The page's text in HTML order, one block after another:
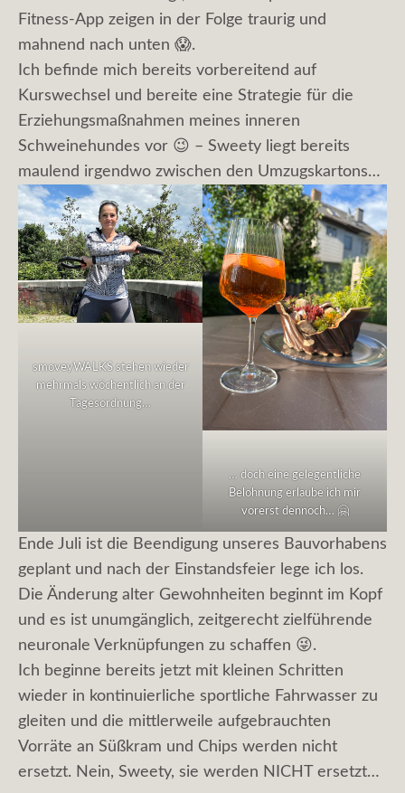
Fitness-App zeigen in der Folge traurig und
mahnend nach unten 😱.
Ich befinde mich bereits vorbereitend auf
Kurswechsel und bereite eine Strategie für die
Erziehungsmaßnahmen meines inneren
Schweinehundes vor 😉 – Sweety liegt bereits
maulend irgendwo zwischen den Umzugskartons…
smoveyWALKS stehen wieder
mehrmals wöchentlich an der
Tagesordnung…
… doch eine gelegentliche
Belohnung erlaube ich mir
vorerst dennoch… 🤗
Ende Juli ist die Beendigung unseres Bauvorhabens
geplant und nach der Einstandsfeier lege ich los.
Die Änderung alter Gewohnheiten beginnt im Kopf
und es ist unumgänglich, zeitgerecht zielführende
neuronale Verknüpfungen zu schaffen 😜.
Ich beginne bereits jetzt mit kleinen Schritten
wieder in kontinuierliche sportliche Fahrwasser zu
gleiten und die mittlerweile aufgebrauchten
Vorräte an Süßkram und Chips werden nicht
ersetzt. Nein, Sweety, sie werden NICHT ersetzt…